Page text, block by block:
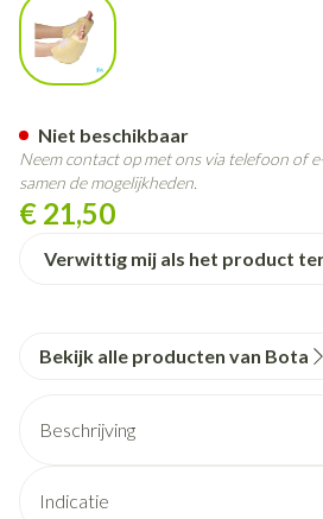
€ 21,50
Verwittig mij als het product
Niet beschikbaar
Neem contact op met ons via telefoon of
samen de mogelijkheden.
Bekijk alle producten van Bota
Beschrijving
Indicatie